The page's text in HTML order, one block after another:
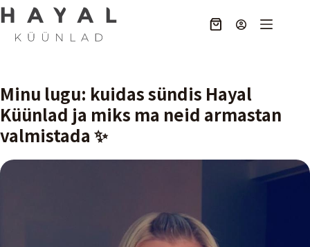
Skip
to
content
Ostukorv
Minu lugu: kuidas sündis Hayal
Küünlad ja miks ma neid armastan
valmistada ✨